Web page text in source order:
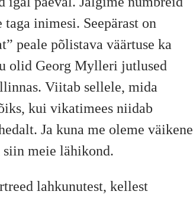
taga inimesi. Seepärast on
peale põlistava väärtuse ka
olid Georg Mylleri jutlused
Viitab sellele, mida
kui vikatimees niidab
Ja kuna me oleme väikene
meie lähikond.
lahkunutest, kellest